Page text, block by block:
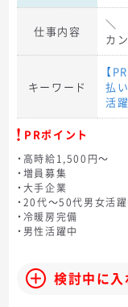
仕事内容
＼
カ
キーワード
【
払
活
PRポイント
・高時給1,500円～
・増員募集
・大手企業
・20代～50代男女活躍
・冷暖房完備
・男性活躍中
検討中に入